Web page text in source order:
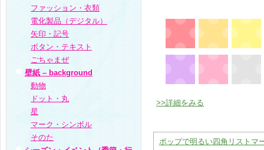
>>詳細をみる
ポップで明るい四角リストマ
ファッション・衣類
電化製品（デジタル）
矢印・記号
ボタン・テキスト
ごちゃまぜ
壁紙 – background
動物
ドット・丸
星
マーク・シンボル
そのた